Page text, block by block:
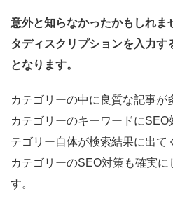
意外と知らなかったかもしれま
タディスクリプションを入力す
となります。
カテゴリーの中に良質な記事
カテゴリーのキーワードに
テゴリー自体が検索結果に出て
カテゴリーのSEO対策も確実
す。